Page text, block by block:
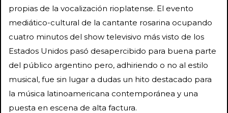
propias de la vocalización rioplatense. El evento
mediático-cultural de la cantante rosarina ocupando
cuatro minutos del show televisivo más visto de los
Estados Unidos pasó desapercibido para buena parte
del público argentino pero, adhiriendo o no al estilo
musical, fue sin lugar a dudas un hito destacado para
la música latinoamericana contemporánea y una
puesta en escena de alta factura.